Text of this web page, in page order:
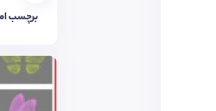
برچسب